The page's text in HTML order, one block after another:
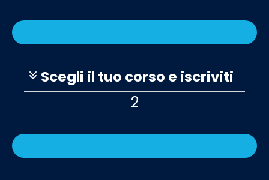
Scegli il tuo corso e iscriviti
2